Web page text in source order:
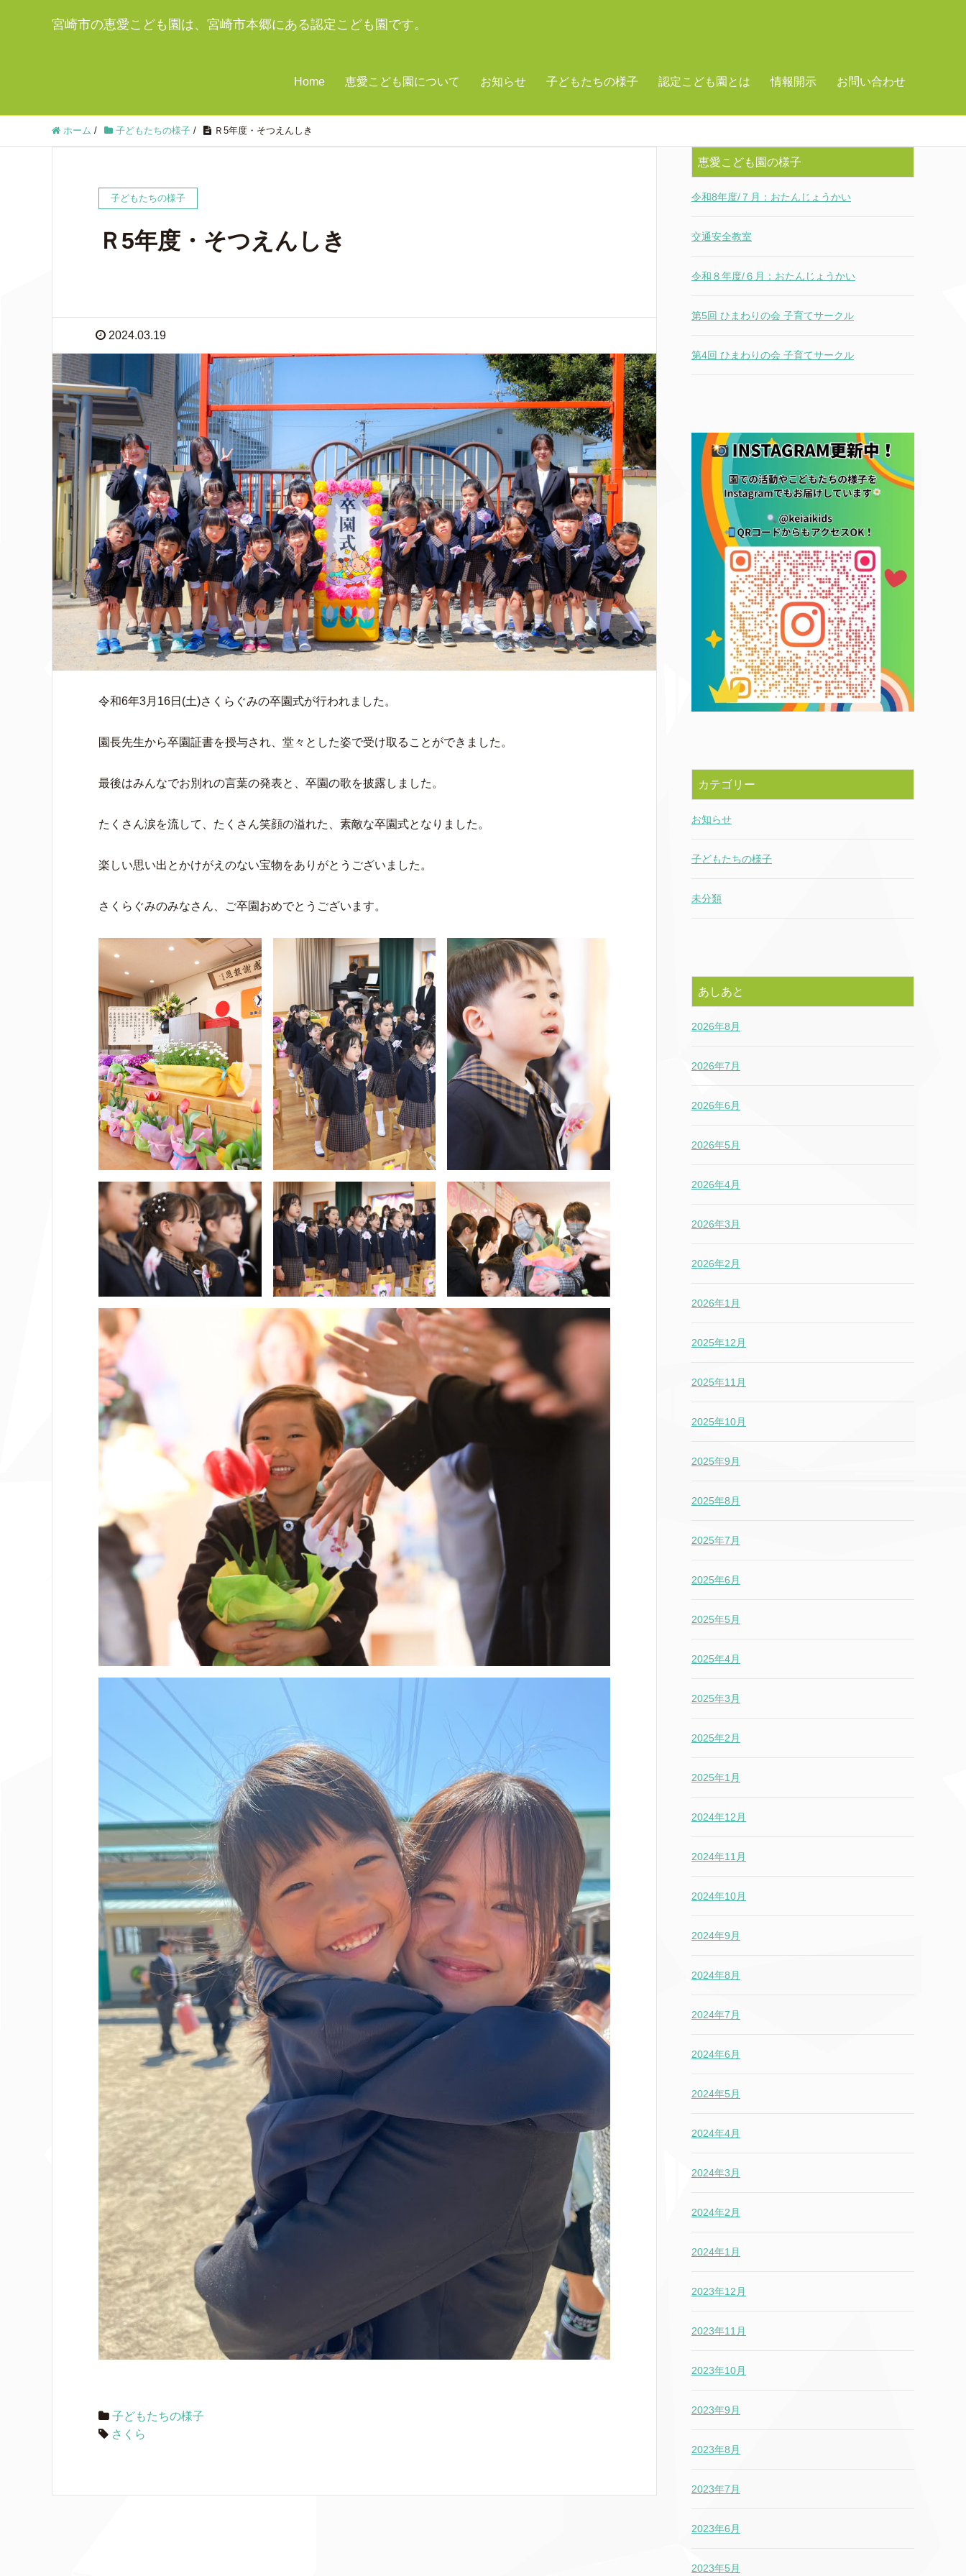
宮崎市の恵愛こども園は、宮崎市本郷にある認定こども園です。
Home 恵愛こども園について お知らせ 子どもたちの様子 認定こども園とは 情報開示 お問い合わせ
ホーム / 子どもたちの様子 / Ｒ5年度・そつえんしき
子どもたちの様子
Ｒ5年度・そつえんしき
2024.03.19
令和6年3月16日(土)さくらぐみの卒園式が行われました。
園長先生から卒園証書を授与され、堂々とした姿で受け取ることができました。
最後はみんなでお別れの言葉の発表と、卒園の歌を披露しました。
たくさん涙を流して、たくさん笑顔の溢れた、素敵な卒園式となりました。
楽しい思い出とかけがえのない宝物をありがとうございました。
さくらぐみのみなさん、ご卒園おめでとうございます。
子どもたちの様子
さくら
恵愛こども園の様子
令和8年度/７月：おたんじょうかい
交通安全教室
令和８年度/６月：おたんじょうかい
第5回 ひまわりの会 子育てサークル
第4回 ひまわりの会 子育てサークル
カテゴリー
お知らせ
子どもたちの様子
未分類
あしあと
2026年8月
2026年7月
2026年6月
2026年5月
2026年4月
2026年3月
2026年2月
2026年1月
2025年12月
2025年11月
2025年10月
2025年9月
2025年8月
2025年7月
2025年6月
2025年5月
2025年4月
2025年3月
2025年2月
2025年1月
2024年12月
2024年11月
2024年10月
2024年9月
2024年8月
2024年7月
2024年6月
2024年5月
2024年4月
2024年3月
2024年2月
2024年1月
2023年12月
2023年11月
2023年10月
2023年9月
2023年8月
2023年7月
2023年6月
2023年5月